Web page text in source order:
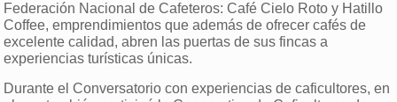
Federación Nacional de Cafeteros: Café Cielo Roto y Hatillo
Coffee, emprendimientos que además de ofrecer cafés de
excelente calidad, abren las puertas de sus fincas a
experiencias turísticas únicas.
Durante el Conversatorio con experiencias de caficultores, en